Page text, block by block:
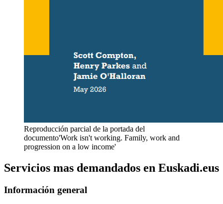
Reproducción parcial de la portada del
documento'Work isn't working. Family, work and
progression on a low income'
Servicios mas demandados en Euskadi.eus
Información general